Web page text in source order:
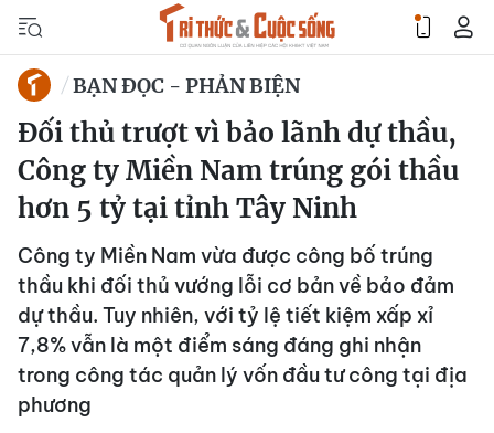
BẠN ĐỌC - PHẢN BIỆN
Đối thủ trượt vì bảo lãnh dự thầu,
Công ty Miền Nam trúng gói thầu
hơn 5 tỷ tại tỉnh Tây Ninh
Công ty Miền Nam vừa được công bố trúng
thầu khi đối thủ vướng lỗi cơ bản về bảo đảm
dự thầu. Tuy nhiên, với tỷ lệ tiết kiệm xấp xỉ
7,8% vẫn là một điểm sáng đáng ghi nhận
trong công tác quản lý vốn đầu tư công tại địa
phương